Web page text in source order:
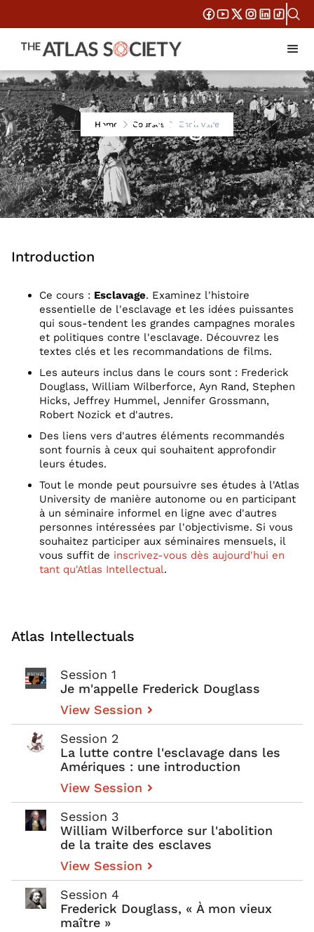
Home Courses Esclavage
Esclavage
Introduction
Ce cours : Esclavage. Examinez l'histoire
essentielle de l'esclavage et les idées puissantes
qui sous-tendent les grandes campagnes morales
et politiques contre l'esclavage. Découvrez les
textes clés et les recommandations de films.
Les auteurs inclus dans le cours sont : Frederick
Douglass, William Wilberforce, Ayn Rand, Stephen
Hicks, Jeffrey Hummel, Jennifer Grossmann,
Robert Nozick et d'autres.
Des liens vers d'autres éléments recommandés
sont fournis à ceux qui souhaitent approfondir
leurs études.
Tout le monde peut poursuivre ses études à l'Atlas
University de manière autonome ou en participant
à un séminaire informel en ligne avec d'autres
personnes intéressées par l'objectivisme. Si vous
souhaitez participer aux séminaires mensuels, il
vous suffit de inscrivez-vous dès aujourd'hui en
tant qu'Atlas Intellectual.
Atlas Intellectuals
Session 1
Je m'appelle Frederick Douglass
View Session
Session 2
La lutte contre l'esclavage dans les
Amériques : une introduction
View Session
Session 3
William Wilberforce sur l'abolition
de la traite des esclaves
View Session
Session 4
Frederick Douglass, « À mon vieux
maître »